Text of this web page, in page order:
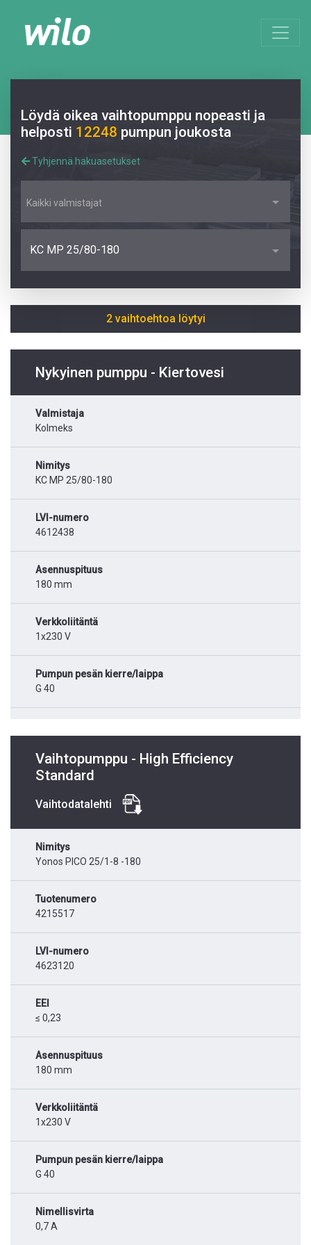
Löydä oikea vaihtopumppu nopeasti ja
helposti 12248 pumpun joukosta
Tyhjennä hakuasetukset
Kaikki valmistajat
KC MP 25/80-180
2 vaihtoehtoa löytyi
Nykyinen pumppu - Kiertovesi
Valmistaja
Kolmeks
Nimitys
KC MP 25/80-180
LVI-numero
4612438
Asennuspituus
180 mm
Verkkoliitäntä
1x230 V
Pumpun pesän kierre/laippa
G 40
Vaihtopumppu - High Efficiency
Standard
Vaihtodatalehti
Nimitys
Yonos PICO 25/1-8 -180
Tuotenumero
4215517
LVI-numero
4623120
EEI
≤ 0,23
Asennuspituus
180 mm
Verkkoliitäntä
1x230 V
Pumpun pesän kierre/laippa
G 40
Nimellisvirta
0,7 A